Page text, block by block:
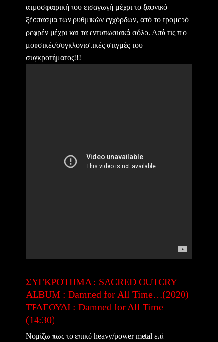
ατμοσφαιρική του εισαγωγή μέχρι το ξαφνικό
ξέσπασμα των ρυθμικών εγχόρδων, από το τρομερό
ρεφρέν μέχρι και τα εντυπωσιακά σόλο. Από τις πιο
μουσικές/συγκλονιστικές στιγμές του
συγκροτήματος!!!
ΣΥΓΚΡΟΤΗΜΑ : SACRED OUTCRY
ALBUM : Damned for All Time…(2020)
ΤΡΑΓΟΥΔΙ : Damned for All Time
(14:30)
Νομίζω πως το επικό heavy/power metal επί